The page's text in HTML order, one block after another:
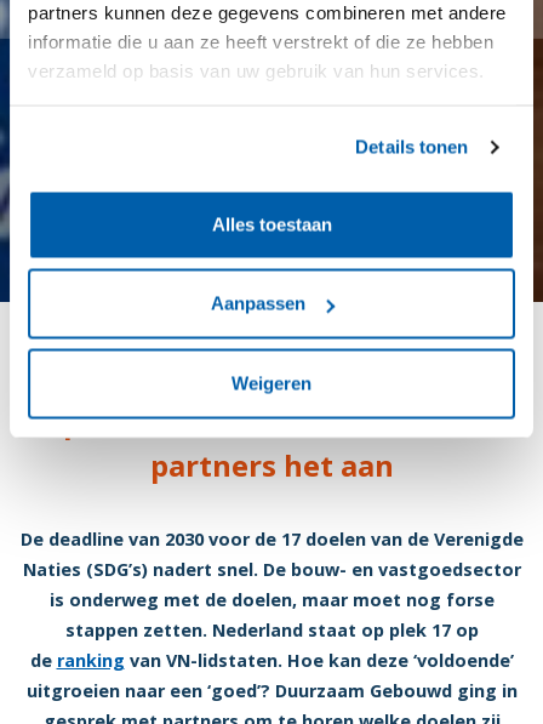
partners kunnen deze gegevens combineren met andere
informatie die u aan ze heeft verstrekt of die ze hebben
verzameld op basis van uw gebruik van hun services.
Details tonen
Alles toestaan
Aanpassen
Weigeren
Rondetafelgesprek SDG’s: zo
pakken Duurzaam Gebouwd-
partners het aan
De deadline van 2030 voor de 17 doelen van de Verenigde
Naties (SDG’s) nadert snel. De bouw- en vastgoedsector
is onderweg met de doelen, maar moet nog forse
stappen zetten. Nederland staat op plek 17 op
de ranking van VN-lidstaten. Hoe kan deze ‘voldoende’
uitgroeien naar een ‘goed’? Duurzaam Gebouwd ging in